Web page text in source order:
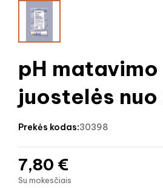
pH matavimo
juostelės
prekės kodas:30398
7,80 €
Su mokesčiais